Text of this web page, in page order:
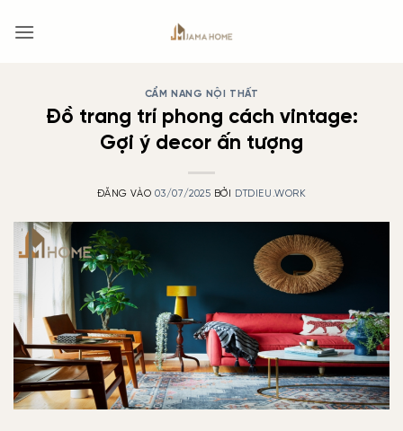
qua
CẨM NANG NỘI THẤT
Đồ trang trí phong cách vintage:
Gợi ý decor ấn tượng
ĐĂNG VÀO 03/07/2025 BỞI DTDIEU.WORK